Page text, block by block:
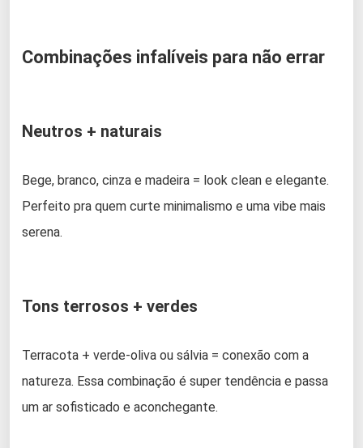
Combinações infalíveis para não errar
Neutros + naturais
Bege, branco, cinza e madeira = look clean e elegante.
Perfeito pra quem curte minimalismo e uma vibe mais
serena.
Tons terrosos + verdes
Terracota + verde-oliva ou sálvia = conexão com a
natureza. Essa combinação é super tendência e passa
um ar sofisticado e aconchegante.